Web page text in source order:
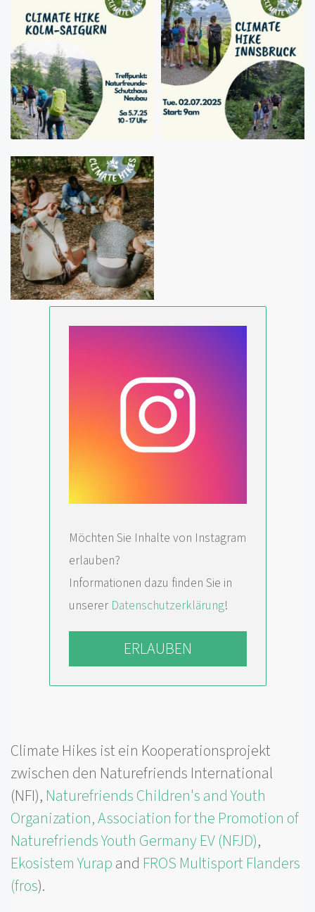
Foto Foto
Foto
Möchten Sie Inhalte von Instagram
erlauben?
Informationen dazu finden Sie in
unserer Datenschutzerklärung!
ERLAUBEN
Climate Hikes ist ein Kooperationsprojekt
zwischen den Naturefriends International
(NFI), Naturefriends Children's and Youth
Organization, Association for the Promotion of
Naturefriends Youth Germany EV (NFJD),
Ekosistem Yurapand FROS Multisport Flanders
(fros).